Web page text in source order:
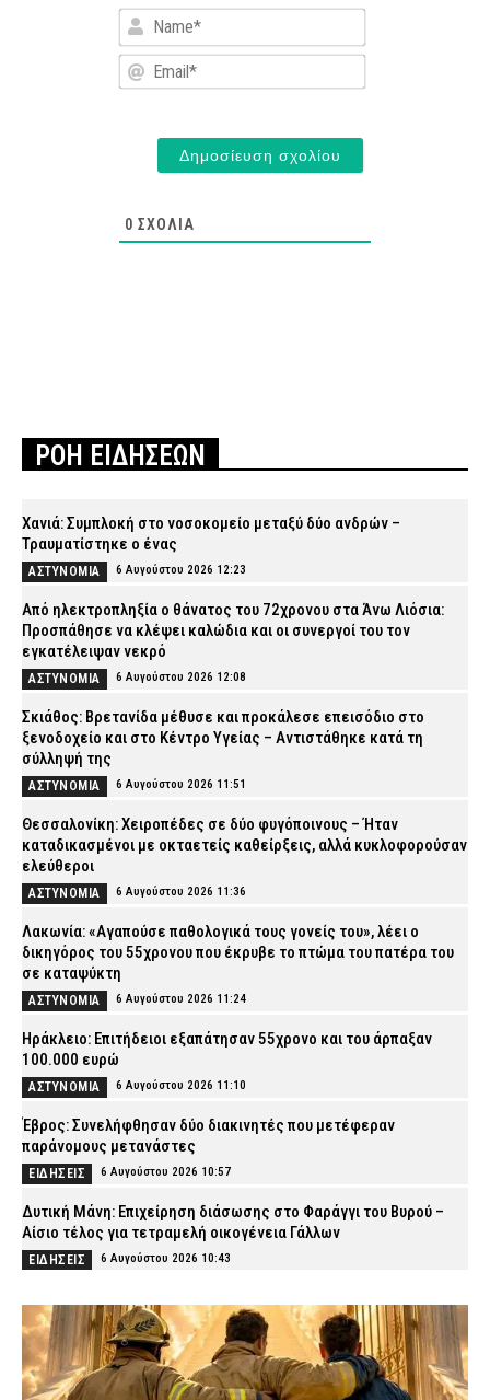
Name*
Email*
0 ΣΧΌΛΙΑ
ΡΟΗ ΕΙΔΗΣΕΩΝ
Χανιά: Συμπλοκή στο νοσοκομείο μεταξύ δύο ανδρών –
Τραυματίστηκε ο ένας
ΑΣΤΥΝΟΜΙΑ 6 Αυγούστου 2026 12:23
Από ηλεκτροπληξία ο θάνατος του 72χρονου στα Άνω Λιόσια:
Προσπάθησε να κλέψει καλώδια και οι συνεργοί του τον
εγκατέλειψαν νεκρό
ΑΣΤΥΝΟΜΙΑ 6 Αυγούστου 2026 12:08
Σκιάθος: Βρετανίδα μέθυσε και προκάλεσε επεισόδιο στο
ξενοδοχείο και στο Κέντρο Υγείας – Αντιστάθηκε κατά τη
σύλληψή της
ΑΣΤΥΝΟΜΙΑ 6 Αυγούστου 2026 11:51
Θεσσαλονίκη: Χειροπέδες σε δύο φυγόποινους – Ήταν
καταδικασμένοι με οκταετείς καθείρξεις, αλλά κυκλοφορούσαν
ελεύθεροι
ΑΣΤΥΝΟΜΙΑ 6 Αυγούστου 2026 11:36
Λακωνία: «Αγαπούσε παθολογικά τους γονείς του», λέει ο
δικηγόρος του 55χρονου που έκρυβε το πτώμα του πατέρα του
σε καταψύκτη
ΑΣΤΥΝΟΜΙΑ 6 Αυγούστου 2026 11:24
Ηράκλειο: Επιτήδειοι εξαπάτησαν 55χρονο και του άρπαξαν
100.000 ευρώ
ΑΣΤΥΝΟΜΙΑ 6 Αυγούστου 2026 11:10
Έβρος: Συνελήφθησαν δύο διακινητές που μετέφεραν
παράνομους μετανάστες
ΕΙΔΗΣΕΙΣ 6 Αυγούστου 2026 10:57
Δυτική Μάνη: Επιχείρηση διάσωσης στο Φαράγγι του Βυρού –
Αίσιο τέλος για τετραμελή οικογένεια Γάλλων
ΕΙΔΗΣΕΙΣ 6 Αυγούστου 2026 10:43
νέας ταυτότητας – Αναλυτικός οδηγός
ΕΙΔΗΣΕΙΣ 6 Αυγούστου 2026 10:30
Θεσσαλονίκη: 22χρονος οδηγούσε ενώ του είχε αφαιρεθεί το